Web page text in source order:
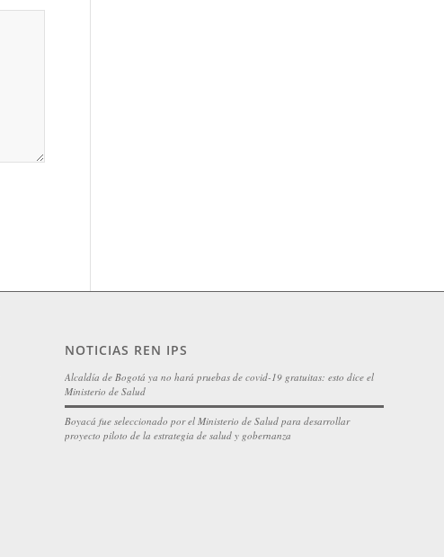
NOTICIAS REN IPS
Alcaldía de Bogotá ya no hará pruebas de covid-19 gratuitas: esto dice el
Ministerio de Salud
Boyacá fue seleccionado por el Ministerio de Salud para desarrollar
proyecto piloto de la estrategia de salud y gobernanza